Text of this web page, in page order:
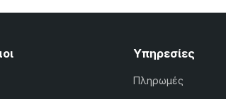
Υπηρεσίες
Πληρωμές